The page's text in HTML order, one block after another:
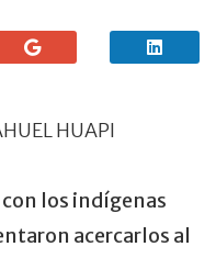
HUAPI
los indígenas
acercarlos al